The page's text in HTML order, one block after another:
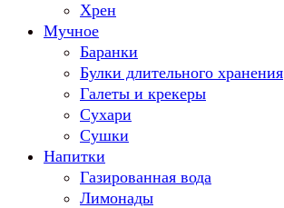
Хрен
Мучное
Баранки
Булки длительного хранения
Галеты и крекеры
Сухари
Сушки
Напитки
Газированная вода
Лимонады